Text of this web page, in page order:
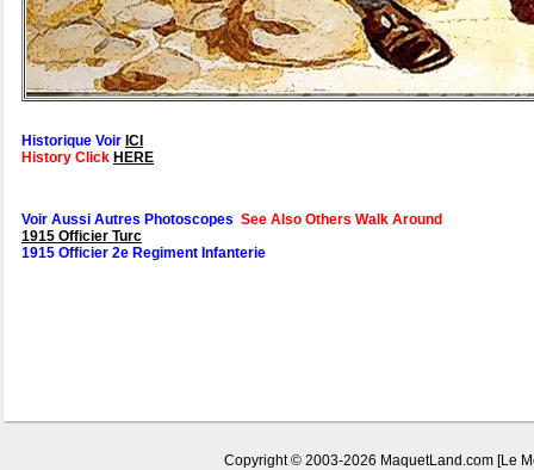
Historique Voir ICI
History Click HERE
Voir Aussi Autres Photoscopes See Also Others Walk Around
1915 Officier Turc
1915 Officier 2e Regiment Infanterie
Copyright © 2003-2026 MaquetLand.com [Le